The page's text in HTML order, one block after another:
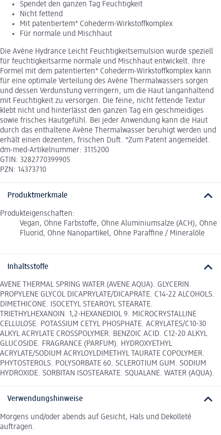
Spendet den ganzen Tag Feuchtigkeit
Nicht fettend
Mit patentiertem* Cohederm-Wirkstoffkomplex
Für normale und Mischhaut
Die Avène Hydrance Leicht Feuchtigkeitsemulsion wurde speziell
für feuchtigkeitsarme normale und Mischhaut entwickelt. Ihre
Formel mit dem patentierten* Cohederm-Wirkstoffkomplex kann
für eine optimale Verteilung des Avène Thermalwassers sorgen
und dessen Verdunstung verringern, um die Haut langanhaltend
mit Feuchtigkeit zu versorgen. Die feine, nicht fettende Textur
klebt nicht und hinterlässt den ganzen Tag ein geschmeidiges
sowie frisches Hautgefühl. Bei jeder Anwendung kann die Haut
durch das enthaltene Avène Thermalwasser beruhigt werden und
erhält einen dezenten, frischen Duft. *Zum Patent angemeldet.
dm-med-Artikelnummer: 3115200
GTIN: 3282770399905
PZN: 14373710
Produktmerkmale
Produkteigenschaften:
Vegan, Ohne Farbstoffe, Ohne Aluminiumsalze (ACH), Ohne
Fluorid, Ohne Nanopartikel, Ohne Paraffine / Mineralöle
Inhaltsstoffe
AVENE THERMAL SPRING WATER (AVENE AQUA). GLYCERIN.
PROPYLENE GLYCOL DICAPRYLATE/DICAPRATE. C14-22 ALCOHOLS.
DIMETHICONE. ISOCETYL STEAROYL STEARATE.
TRIETHYLHEXANOIN. 1,2-HEXANEDIOL 9. MICROCRYSTALLINE
CELLULOSE. POTASSIUM CETYL PHOSPHATE. ACRYLATES/C10-30
ALKYL ACRYLATE CROSSPOLYMER. BENZOIC ACID. C12-20 ALKYL
GLUCOSIDE. FRAGRANCE (PARFUM). HYDROXYETHYL
ACRYLATE/SODIUM ACRYLOYLDIMETHYL TAURATE COPOLYMER.
PHYTOSTEROLS. POLYSORBATE 60. SCLEROTIUM GUM. SODIUM
HYDROXIDE. SORBITAN ISOSTEARATE. SQUALANE. WATER (AQUA).
Verwendungshinweise
Morgens und/oder abends auf Gesicht, Hals und Dekolleté
auftragen.